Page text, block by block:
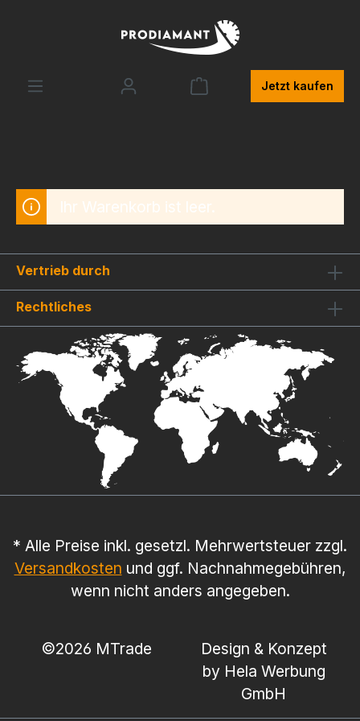
Jetzt kaufen
Ihr Warenkorb ist leer.
Vertrieb durch
Rechtliches
* Alle Preise inkl. gesetzl. Mehrwertsteuer zzgl.
Versandkosten und ggf. Nachnahmegebühren,
wenn nicht anders angegeben.
©2026 MTrade
Design & Konzept
by Hela Werbung
GmbH